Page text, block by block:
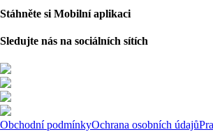
Stáhněte si Mobilní aplikaci
Sledujte nás na sociálních sítích
Obchodní podmínkyOchrana osobních údajů